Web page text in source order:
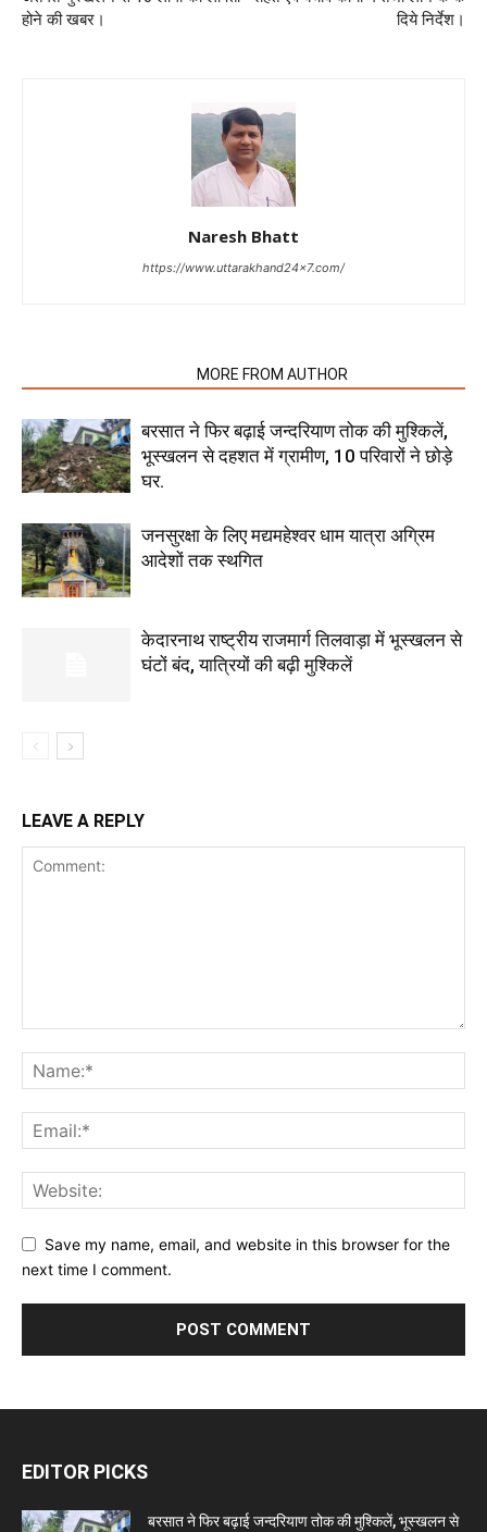
होने की खबर।
दिये निर्देश।
Naresh Bhatt
https://www.uttarakhand24x7.com/
MORE FROM AUTHOR
बरसात ने फिर बढ़ाई जन्दरियाण तोक की मुश्किलें,
भूस्खलन से दहशत में ग्रामीण, 10 परिवारों ने छोड़े
घर.
जनसुरक्षा के लिए मद्यमहेश्वर धाम यात्रा अग्रिम
आदेशों तक स्थगित
केदारनाथ राष्ट्रीय राजमार्ग तिलवाड़ा में भूस्खलन से
घंटों बंद, यात्रियों की बढ़ी मुश्किलें
LEAVE A REPLY
Save my name, email, and website in this browser for the
next time I comment.
EDITOR PICKS
बरसात ने फिर बढ़ाई जन्दरियाण तोक की मुश्किलें, भूस्खलन से